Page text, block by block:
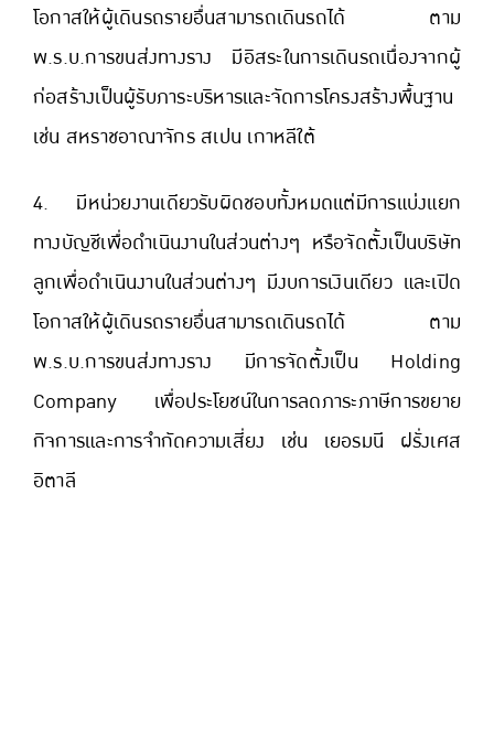
โอกาสให้ผู้เดินรถรายอื่นสามารถเดินรถได้ ตาม
พ.ร.บ.การขนส่งทางราง มีอิสระในการเดินรถเนื่องจากผู้
ก่อสร้างเป็นผู้รับภาระบริหารและจัดการโครงสร้างพื้นฐาน
เช่น สหราชอาณาจักร สเปน เกาหลีใต้
4. มีหน่วยงานเดียวรับผิดชอบทั้งหมดแต่มีการแบ่งแยก
ทางบัญชีเพื่อดำเนินงานในส่วนต่างๆ หรือจัดตั้งเป็นบริษัท
ลูกเพื่อดำเนินงานในส่วนต่างๆ มีงบการเงินเดียว และเปิด
โอกาสให้ผู้เดินรถรายอื่นสามารถเดินรถได้ ตาม
พ.ร.บ.การขนส่งทางราง มีการจัดตั้งเป็น Holding
Company เพื่อประโยชน์ในการลดภาระภาษีการขยาย
กิจการและการจำกัดความเสี่ยง เช่น เยอรมนี ฝรั่งเศส
อิตาลี